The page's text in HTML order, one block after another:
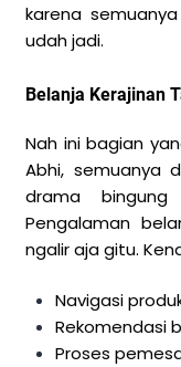
karena
udah jadi.
Belanja Kerajinan
Nah ini bagian
Abhi, semuanya
drama
Pengalaman
ngalir aja gitu.
Navigasi
Rekomendasi
Proses